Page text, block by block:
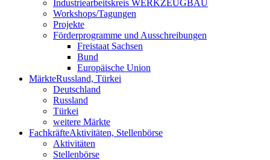
Industriearbeitskreis WERKZEUGBAU
Workshops/Tagungen
Projekte
Förderprogramme und Ausschreibungen
Freistaat Sachsen
Bund
Europäische Union
MärkteRussland, Türkei
Deutschland
Russland
Türkei
weitere Märkte
FachkräfteAktivitäten, Stellenbörse
Aktivitäten
Stellenbörse